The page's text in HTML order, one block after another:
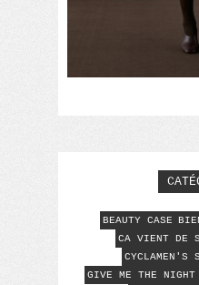
BEAUTY CASE
CA VIENT DE
CYCLAMEN'S
GIVE ME THE NIGHT